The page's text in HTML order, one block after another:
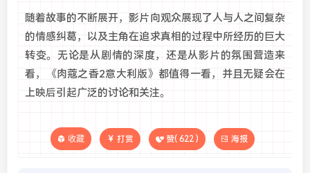
随着故事的不断展开，影片向观众展现了人与人之间复杂
的情感纠葛，以及主角在追求真相的过程中所经历的巨大
转变。无论是从剧情的深度，还是从影片的氛围营造来
看，《肉蔻之香2意大利版》都值得一看，并且无疑会在
上映后引起广泛的讨论和关注。
收藏 打赏 赞( 622 ) 海报